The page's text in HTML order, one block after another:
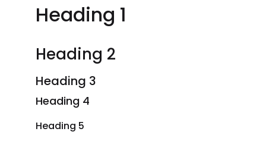
Heading 1
Heading 2
Heading 3
Heading 4
Heading 5